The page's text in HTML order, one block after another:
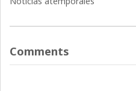
Comments